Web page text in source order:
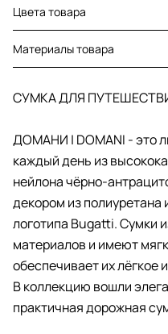
Цвета товара
Материалы товара
СУМКА ДЛЯ
ДОМАНИ | DOMANI - это
каждый день из
нейлона чёрно-
декором из
логотипа Bugatti. Сумки
материалов и имеют
обеспечивает их лёгкое
В коллекцию вошли
практичная дорожная